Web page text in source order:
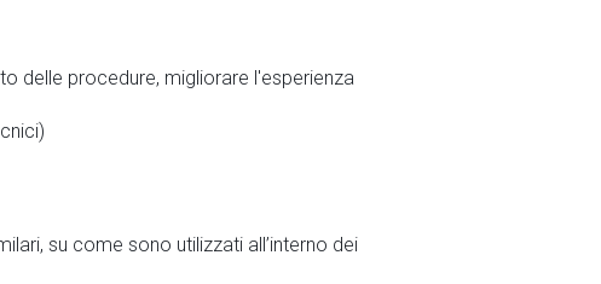
delle procedure, migliorare l'esperienza
su come sono utilizzati all’interno dei